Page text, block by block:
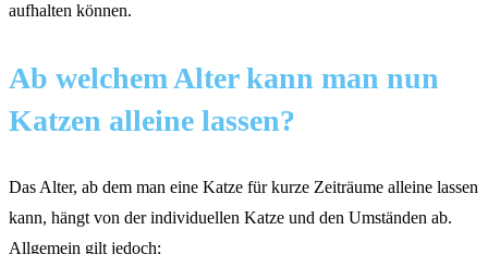
aufhalten können.
Ab welchem Alter kann man nun
Katzen alleine lassen?
Das Alter, ab dem man eine Katze für kurze Zeiträume alleine lassen
kann, hängt von der individuellen Katze und den Umständen ab.
Allgemein gilt jedoch: